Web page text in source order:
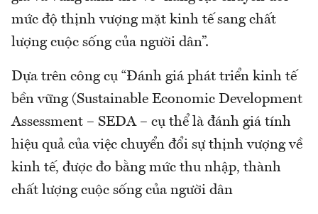
mức độ thịnh vượng mặt kinh tế sang chất
lượng cuộc sống của người dân”.
Dựa trên công cụ “Đánh giá phát triển kinh tế
bền vững (Sustainable Economic Development
Assessment – SEDA – cụ thể là đánh giá tính
hiệu quả của việc chuyển đổi sự thịnh vượng về
kinh tế, được đo bằng mức thu nhập, thành
chất lượng cuộc sống của người dân